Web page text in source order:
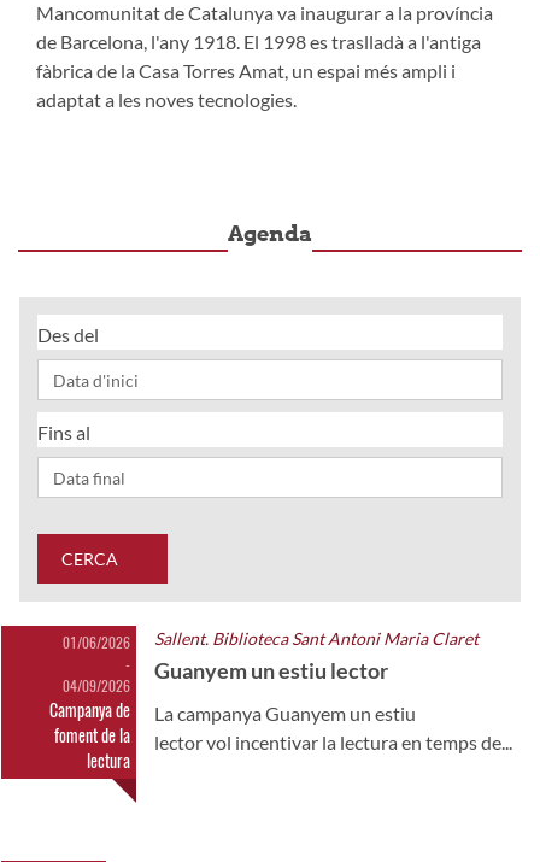
Mancomunitat de Catalunya va inaugurar a la província
de Barcelona, l'any 1918. El 1998 es traslladà a l'antiga
fàbrica de la Casa Torres Amat, un espai més ampli i
adaptat a les noves tecnologies.
Agenda
Des del
Fins al
CERCA
01/06/2026
-
04/09/2026
Campanya de
foment de la
lectura
Sallent. Biblioteca Sant Antoni Maria Claret
Guanyem un estiu lector
La campanya Guanyem un estiu
lector vol incentivar la lectura en temps de...